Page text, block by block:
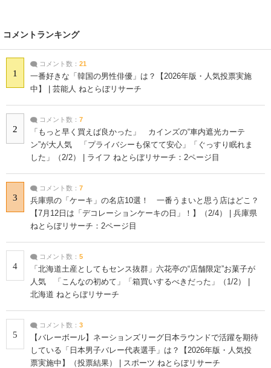
コメントランキング
1
コメント数： 21
一番好きな「韓国の男性俳優」は？【2026年版・人気投票実施
中】 | 芸能人 ねとらぼリサーチ
2
コメント数： 7
「もっと早く買えば良かった」 カインズの“車内遮光カーテ
ン”が大人気 「プライバシーも保てて安心」「ぐっすり眠れま
した」（2/2） | ライフ ねとらぼリサーチ：2ページ目
3
コメント数： 7
兵庫県の「ケーキ」の名店10選！ 一番うまいと思う店はどこ？
【7月12日は「デコレーションケーキの日」！】（2/4） | 兵庫県
ねとらぼリサーチ：2ページ目
4
コメント数： 5
「北海道土産としてもセンス抜群」六花亭の“店舗限定”お菓子が
人気 「こんなの初めて」「箱買いするべきだった」（1/2） |
北海道 ねとらぼリサーチ
5
コメント数： 3
【バレーボール】ネーションズリーグ日本ラウンドで活躍を期待
している「日本男子バレー代表選手」は？【2026年版・人気投
票実施中】（投票結果） | スポーツ ねとらぼリサーチ